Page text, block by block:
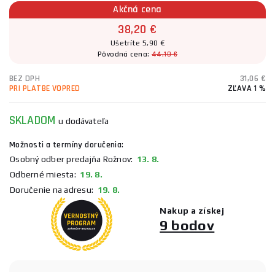
Akčná cena
38,20 €
Ušetríte 5,90 €
Pôvodná cena:44,10 €
BEZ DPH
31,06 €
PRI PLATBE VOPRED
ZĽAVA 1 %
SKLADOMu dodávateľa
Možnosti a termíny doručenia:
Osobný odber predajňa Rožnov: 13. 8.
Odberné miesta: 19. 8.
Doručenie na adresu: 19. 8.
Nakup a získej
9 bodov